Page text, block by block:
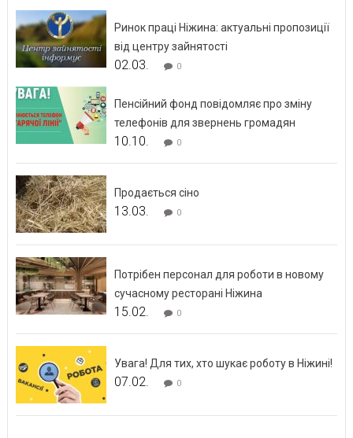
Ринок праці Ніжина: актуальні пропозиції
від центру зайнятості
02.03. 0
Пенсійний фонд повідомляє про зміну
телефонів для звернень громадян
10.10. 0
Продається сіно
13.03. 0
Потрібен персонал для роботи в новому
сучасному ресторані Ніжина
15.02. 0
Увага! Для тих, хто шукає роботу в Ніжині!
07.02. 0